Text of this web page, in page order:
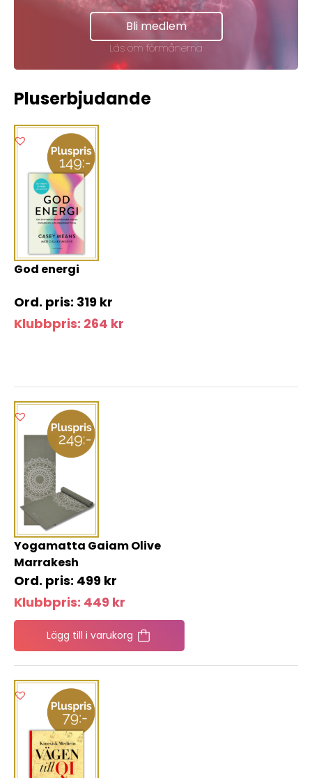
Bli medlem
Läs om förmånerna
Pluserbjudande
God energi
319 kr
Klubbpris: 264 kr
Yogamatta Gaiam Olive
Marrakesh
499 kr
Klubbpris: 449 kr
Lägg till i varukorg